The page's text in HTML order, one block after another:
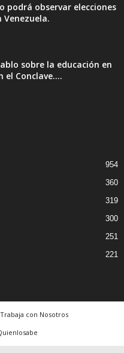
podrá observar elecciones
Venezuela.
sobre la educación en
el Conclave....
954
360
319
300
251
221
Trabaja con Nosotros